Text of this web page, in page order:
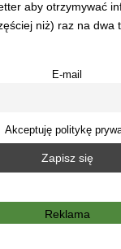
aby otrzymywać
niż) raz na dwa
E-mail
Akceptuję politykę
Reklama